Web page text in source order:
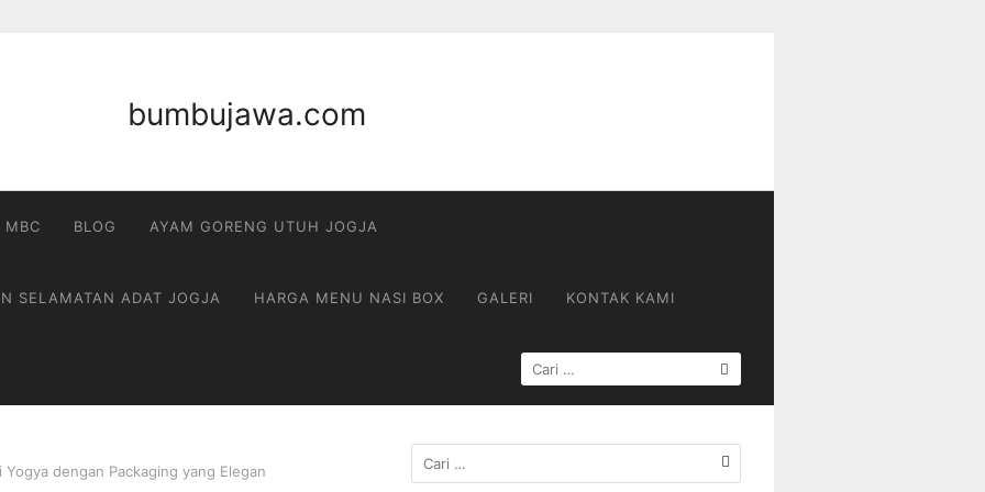
bumbujawa.com
MBC BLOG AYAM GORENG UTUH JOGJA
SELAMATAN ADAT JOGJA HARGA MENU NASI BOX GALERI KONTAK KAMI
CARI
UNTUK:
dengan Packaging yang Elegan
Cari
untuk: